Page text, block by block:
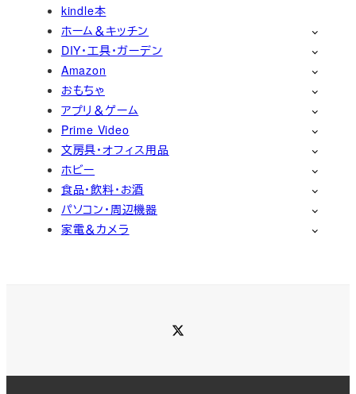
kindle本
ホーム＆キッチン
DIY・工具・ガーデン
Amazon
おもちゃ
アプリ＆ゲーム
Prime Video
文房具・オフィス用品
ホビー
食品・飲料・お酒
パソコン・周辺機器
家電＆カメラ